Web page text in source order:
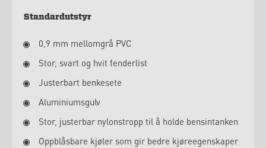
Standardutstyr
0,9 mm mellomgrå PVC
Stor, svart og hvit fenderlist
Justerbart benkesete
Aluminiumsgulv
Stor, justerbar nylonstropp til å holde bensintanken
Oppblåsbare kjøler som gir bedre kjøreegenskaper